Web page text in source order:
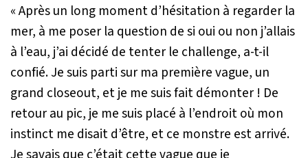
« Après un long moment d’hésitation à regarder la
mer, à me poser la question de si oui ou non j’allais
à l’eau, j’ai décidé de tenter le challenge, a-t-il
confié.Je suis parti sur ma première vague, un
grand closeout, et je me suis fait démonter ! De
retour au pic, je me suis placé à l’endroit où mon
instinct me disait d’être, et ce monstre est arrivé.